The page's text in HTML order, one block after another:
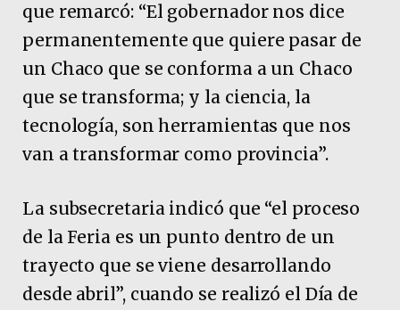
que remarcó: “El gobernador nos dice
permanentemente que quiere pasar de
un Chaco que se conforma a un Chaco
que se transforma; y la ciencia, la
tecnología, son herramientas que nos
van a transformar como provincia”.
La subsecretaria indicó que “el proceso
de la Feria es un punto dentro de un
trayecto que se viene desarrollando
desde abril”, cuando se realizó el Día de